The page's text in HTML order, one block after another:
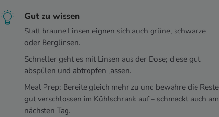
Gut zu wissen
Statt braune Linsen eignen sich auch grüne, schwarze
oder Berglinsen.
Schneller geht es mit Linsen aus der Dose; diese gut
abspülen und abtropfen lassen.
Meal Prep: Bereite gleich mehr zu und bewahre die Reste
gut verschlossen im Kühlschrank auf – schmeckt auch am
nächsten Tag.